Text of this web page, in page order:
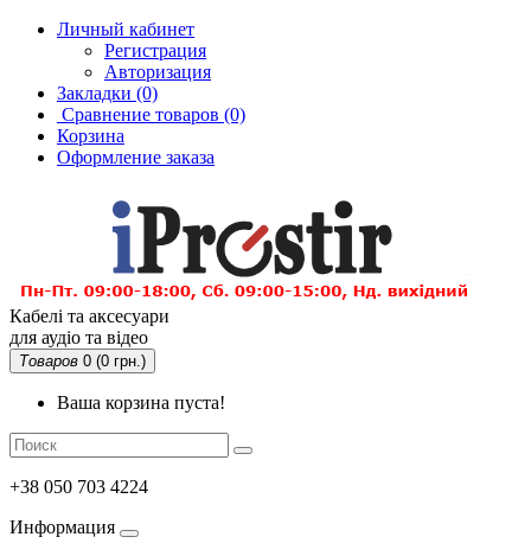
Личный кабинет
Регистрация
Авторизация
Закладки (0)
Сравнение товаров (0)
Корзина
Оформление заказа
Кабелі та аксесуари
для аудіо та відео
Товаров 0 (0 грн.)
Ваша корзина пуста!
+38 050 703 4224
Информация